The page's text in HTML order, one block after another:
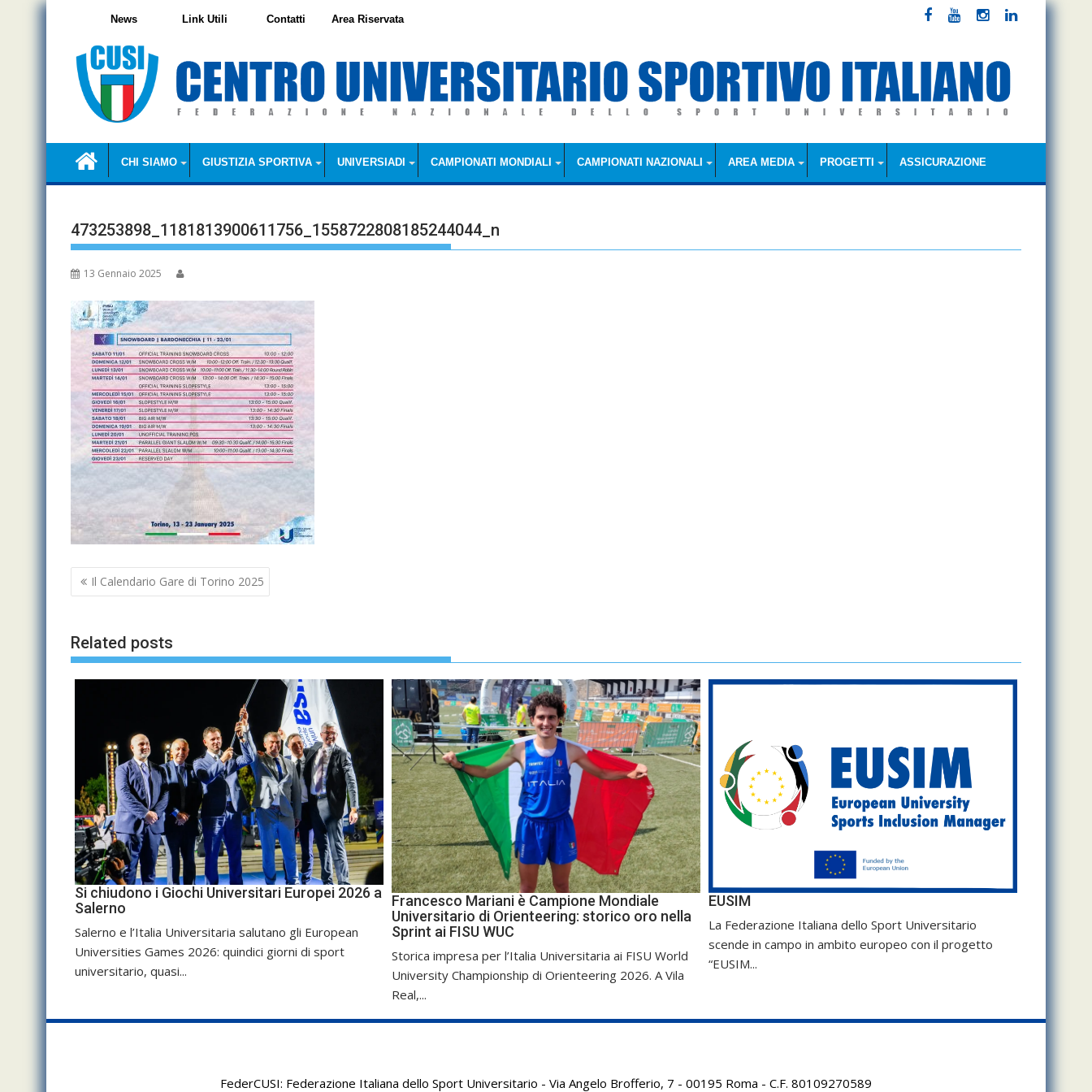
Skip
CHI SIAMO GIUSTIZIA SPORTIVA UNIVERSIADI CAMPIONATI MONDIALI CAMPIONATI NAZIONALI AREA MEDIA PROGETTI ASSICURAZIONE
News Link Utili Contatti Area Riservata
473253898_1181813900611756_1558722808185244044_n
13 Gennaio 2025
Navigazione
articoli
Il Calendario Gare di Torino 2025
Related posts
Si chiudono i Giochi Universitari Europei 2026 a
Salerno
Salerno e l’Italia Universitaria salutano gli European
Universities Games 2026: quindici giorni di sport
universitario, quasi...
Francesco Mariani è Campione Mondiale
Universitario di Orienteering: storico oro nella
Sprint ai FISU WUC
Storica impresa per l’Italia Universitaria ai FISU World
University Championship di Orienteering 2026. A Vila
Real,...
EUSIM
La Federazione Italiana dello Sport Universitario
scende in campo in ambito europeo con il progetto
“EUSIM...
FederCUSI: Federazione Italiana dello Sport Universitario - Via Angelo Brofferio, 7 - 00195 Roma - C.F. 80109270589